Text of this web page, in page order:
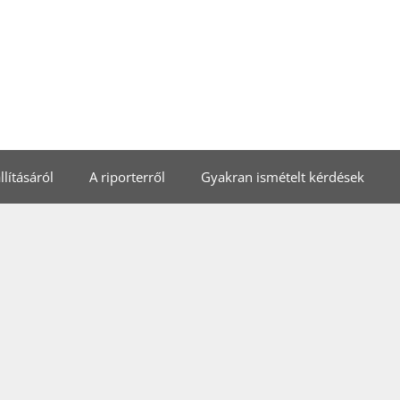
A riporterről Gyakran ismételt kérdések